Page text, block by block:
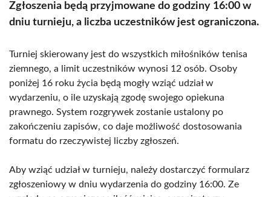
Zgłoszenia będą przyjmowane do godziny 16:00 w
dniu turnieju, a liczba uczestników jest ograniczona.
Turniej skierowany jest do wszystkich miłośników tenisa
ziemnego, a limit uczestników wynosi 12 osób. Osoby
poniżej 16 roku życia będą mogły wziąć udział w
wydarzeniu, o ile uzyskają zgodę swojego opiekuna
prawnego. System rozgrywek zostanie ustalony po
zakończeniu zapisów, co daje możliwość dostosowania
formatu do rzeczywistej liczby zgłoszeń.
Aby wziąć udział w turnieju, należy dostarczyć formularz
zgłoszeniowy w dniu wydarzenia do godziny 16:00. Ze